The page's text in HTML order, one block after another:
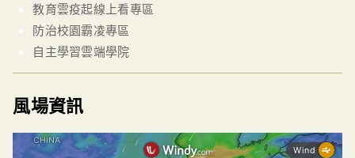
教育雲疫起線上看專區
防治校園霸凌專區
自主學習雲端學院
風場資訊